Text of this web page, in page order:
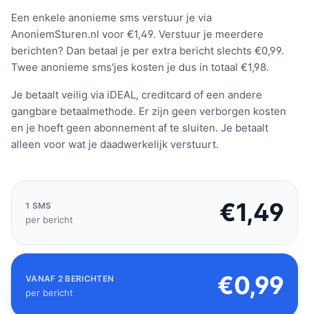
Een enkele anonieme sms verstuur je via
AnoniemSturen.nl voor €1,49. Verstuur je meerdere
berichten? Dan betaal je per extra bericht slechts €0,99.
Twee anonieme sms'jes kosten je dus in totaal €1,98.
Je betaalt veilig via iDEAL, creditcard of een andere
gangbare betaalmethode. Er zijn geen verborgen kosten
en je hoeft geen abonnement af te sluiten. Je betaalt
alleen voor wat je daadwerkelijk verstuurt.
1 SMS
per bericht €1,49
VANAF 2 BERICHTEN
per bericht €0,99